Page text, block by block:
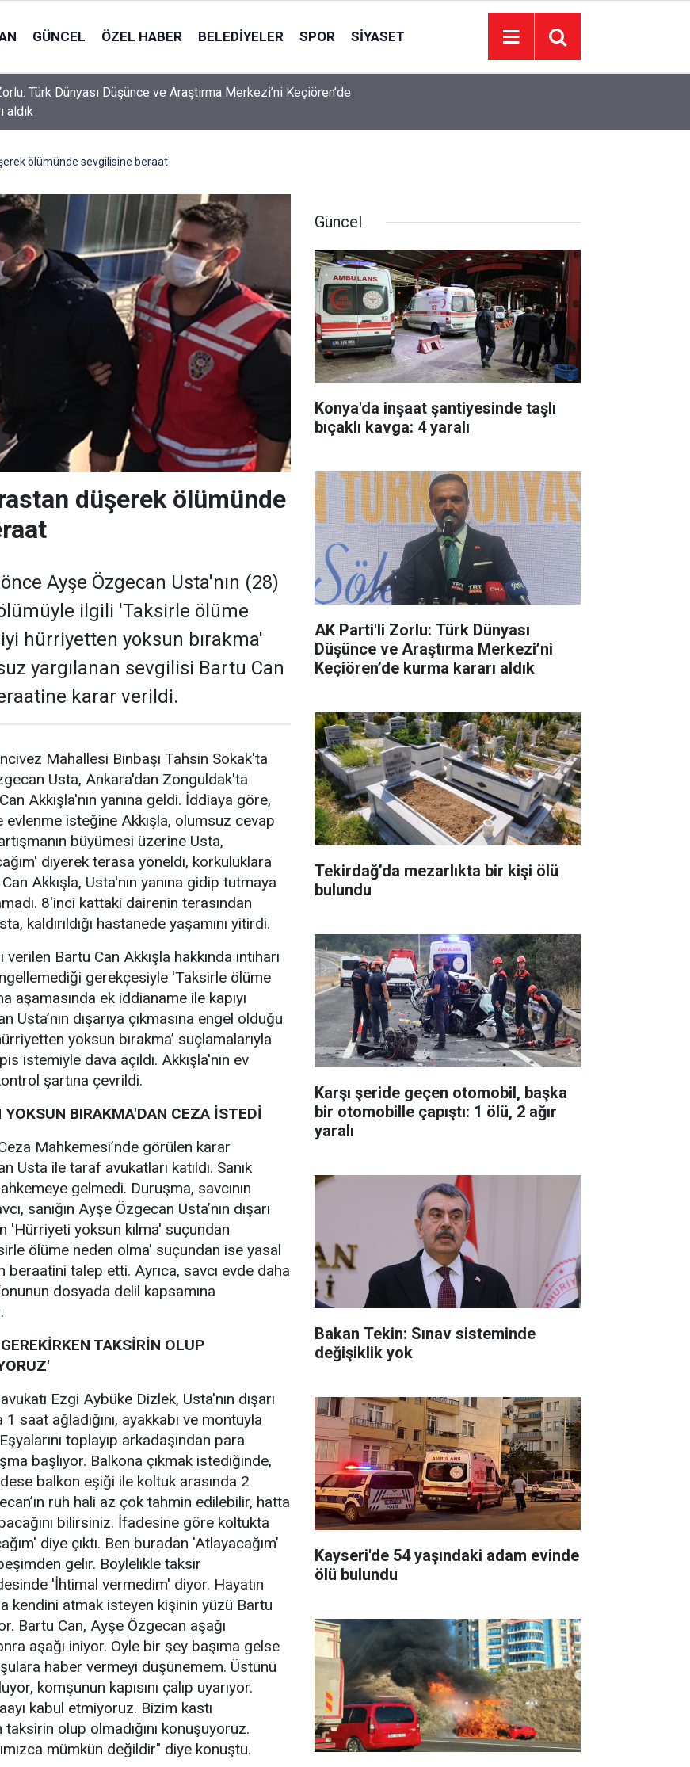
GÜNCEL ÖZEL HABER BELEDIYELER SPOR SIYASET
Türk Dünyası Düşünce ve Araştırma Merkezi’ni Keçiören’de
aldık
ölümünde sevgilisine beraat
düşerek ölümünde
Ayşe Özgecan Usta'nın (28)
ilgili 'Taksirle ölüme
hürriyetten yoksun bırakma'
yargılanan sevgilisi Bartu Can
karar verildi.
Mahallesi Binbaşı Tahsin Sokak'ta
Usta, Ankara'dan Zonguldak'ta
Akkışla'nın yanına geldi. İddiaya göre,
evlenme isteğine Akkışla, olumsuz cevap
büyümesi üzerine Usta,
diyerek terasa yöneldi, korkuluklara
Can Akkışla, Usta'nın yanına gidip tutmaya
8'inci kattaki dairenin terasından
kaldırıldığı hastanede yaşamını yitirdi.
verilen Bartu Can Akkışla hakkında intiharı
gerekçesiyle 'Taksirle ölüme
aşamasında ek iddianame ile kapıyı
Usta’nın dışarıya çıkmasına engel olduğu
yoksun bırakma’ suçlamalarıyla
istemiyle dava açıldı. Akkışla'nın ev
şartına çevrildi.
BIRAKMA'DAN CEZA İSTEDİ
Mahkemesi’nde görülen karar
Usta ile taraf avukatları katıldı. Sanık
gelmedi. Duruşma, savcının
sanığın Ayşe Özgecan Usta’nın dışarı
'Hürriyeti yoksun kılma' suçundan
ölüme neden olma' suçundan ise yasal
beraatini talep etti. Ayrıca, savcı evde daha
dosyada delil kapsamına
TAKSİRİN OLUP
Ezgi Aybüke Dizlek, Usta'nın dışarı
1 saat ağladığını, ayakkabı ve montuyla
toplayıp arkadaşından para
başlıyor. Balkona çıkmak istediğinde,
balkon eşiği ile koltuk arasında 2
ruh hali az çok tahmin edilebilir, hatta
bilirsiniz. İfadesine göre koltukta
diye çıktı. Ben buradan 'Atlayacağım’
gelir. Böylelikle taksir
'İhtimal vermedim' diyor. Hayatın
kendini atmak isteyen kişinin yüzü Bartu
Bartu Can, Ayşe Özgecan aşağı
aşağı iniyor. Öyle bir şey başıma gelse
haber vermeyi düşünemem. Üstünü
komşunun kapısını çalıp uyarıyor.
kabul etmiyoruz. Bizim kastı
olup olmadığını konuşuyoruz.
mümkün değildir" diye konuştu.
Güncel
Konya'da inşaat şantiyesinde taşlı
bıçaklı kavga: 4 yaralı
AK Parti'li Zorlu: Türk Dünyası
Düşünce ve Araştırma Merkezi’ni
Keçiören’de kurma kararı aldık
Tekirdağ’da mezarlıkta bir kişi ölü
bulundu
Karşı şeride geçen otomobil, başka
bir otomobille çapıştı: 1 ölü, 2 ağır
yaralı
Bakan Tekin: Sınav sisteminde
değişiklik yok
Kayseri'de 54 yaşındaki adam evinde
ölü bulundu